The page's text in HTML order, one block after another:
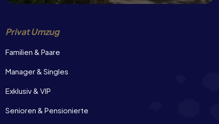
Privat Umzug
Familien & Paare
Manager & Singles
Exklusiv & VIP
Senioren & Pensionierte